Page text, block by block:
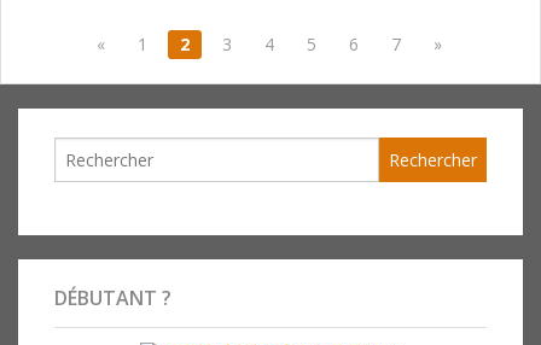
« 1 2 3 4 5 6 7 »
DÉBUTANT ?